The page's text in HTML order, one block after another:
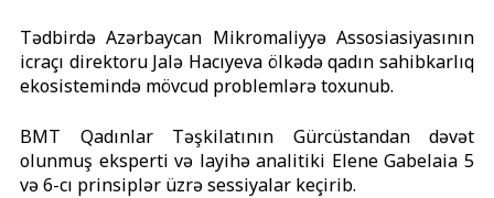
Tədbirdə Azərbaycan Mikromaliyyə Assosiasiyasının
icraçı direktoru Jalə Hacıyeva ölkədəqadın sahibkarlıq
ekosistemində mövcud problemlərə toxunub.
BMT Qadınlar Təşkilatının Gürcüstandan dəvət
olunmuş eksperti və layihə analitiki Elene Gabelaia 5
və 6-cı prinsiplər üzrə sessiyalar keçirib.